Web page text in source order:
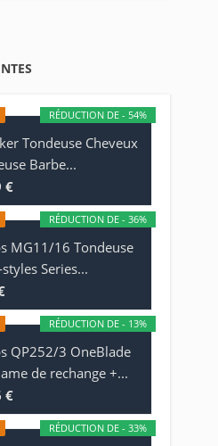
RÉDUCTION DE - 54%
Tondeuse Cheveux
Barbe...
€
RÉDUCTION DE - 36%
MG11/16 Tondeuse
Series...
RÉDUCTION DE - 13%
QP252/3 OneBlade
de rechange +...
€
RÉDUCTION DE - 33%